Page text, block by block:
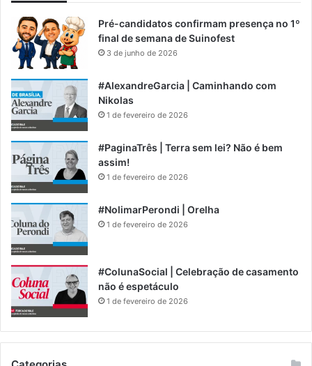
Pré-candidatos confirmam presença no 1º
final de semana de Suinofest
3 de junho de 2026
#AlexandreGarcia | Caminhando com
Nikolas
1 de fevereiro de 2026
#PaginaTrês | Terra sem lei? Não é bem
assim!
1 de fevereiro de 2026
#NolimarPerondi | Orelha
1 de fevereiro de 2026
#ColunaSocial | Celebração de casamento
não é espetáculo
1 de fevereiro de 2026